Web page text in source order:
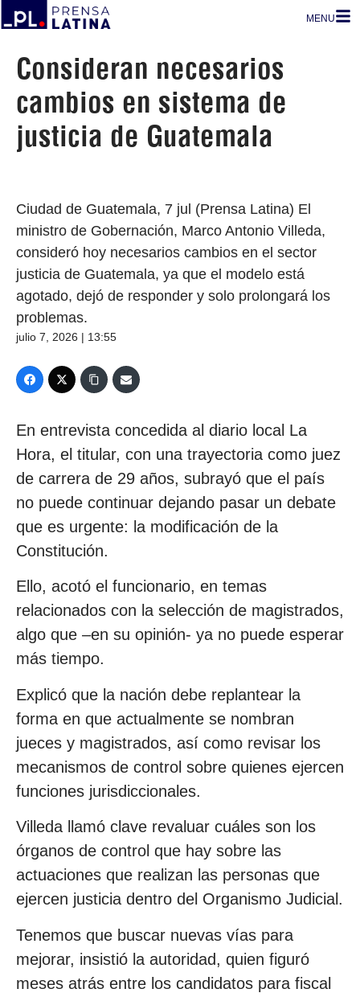
MENU
Consideran necesarios
cambios en sistema de
justicia de Guatemala
Ciudad de Guatemala, 7 jul (Prensa Latina) El
ministro de Gobernación, Marco Antonio Villeda,
consideró hoy necesarios cambios en el sector
justicia de Guatemala, ya que el modelo está
agotado, dejó de responder y solo prolongará los
problemas.
julio 7, 2026 | 13:55
En entrevista concedida al diario local La
Hora, el titular, con una trayectoria como juez
de carrera de 29 años, subrayó que el país
no puede continuar dejando pasar un debate
que es urgente: la modificación de la
Constitución.
Ello, acotó el funcionario, en temas
relacionados con la selección de magistrados,
algo que –en su opinión- ya no puede esperar
más tiempo.
Explicó que la nación debe replantear la
forma en que actualmente se nombran
jueces y magistrados, así como revisar los
mecanismos de control sobre quienes ejercen
funciones jurisdiccionales.
Villeda llamó clave revaluar cuáles son los
órganos de control que hay sobre las
actuaciones que realizan las personas que
ejercen justicia dentro del Organismo Judicial.
Tenemos que buscar nuevas vías para
mejorar, insistió la autoridad, quien figuró
meses atrás entre los candidatos para fiscal